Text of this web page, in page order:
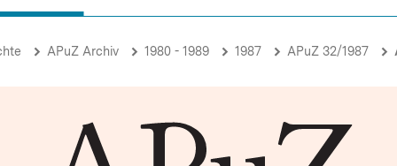
APuZ Archiv 1980 - 1989 1987 APuZ 32/1987